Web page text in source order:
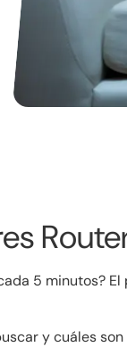
5 minutos?
y cuáles son